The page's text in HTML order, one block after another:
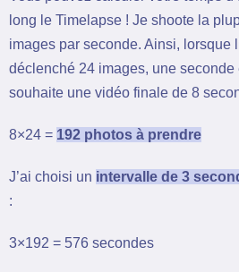
long le Timelapse ! Je shoote la
images par seconde. Ainsi, lorsque
déclenché 24 images, une
souhaite une vidéo finale de 8
8×24 = 192 photos à prendre
J’ai choisi un intervalle de 3
:
3×192 = 576 secondes